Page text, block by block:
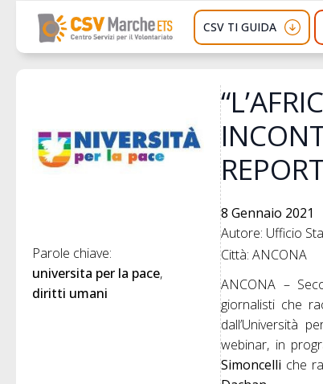
CSV TI GUIDA
Parole chiave:
universita per la pace
diritti umani
8 Gennaio 2021
Autore: Ufficio
Città: ANCONA
ANCONA –
giornalisti che
dall’Università
webinar, in
Simoncelli che